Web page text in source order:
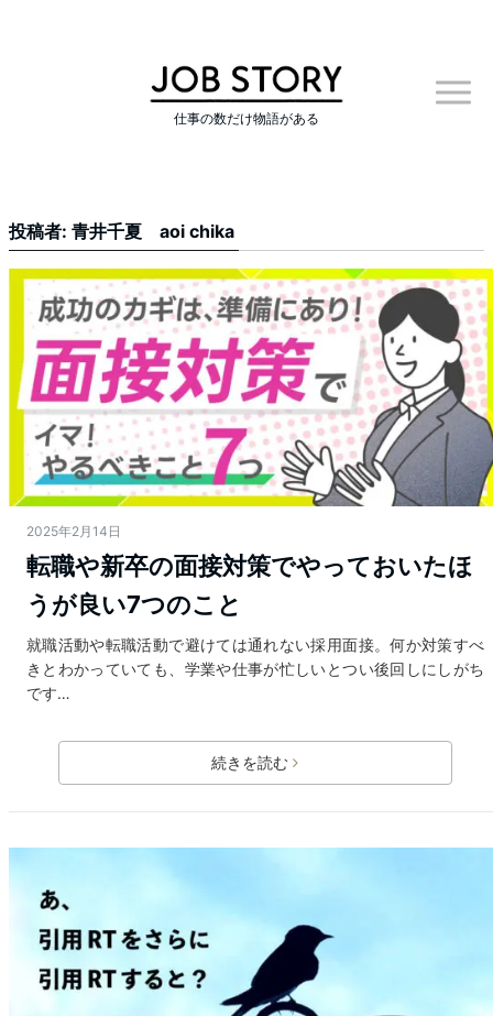
仕事の数だけ物語がある
投稿者: 青井千夏 aoi chika
2025年2月14日
転職や新卒の面接対策でやっておいたほ
うが良い7つのこと
就職活動や転職活動で避けては通れない採用面接。何か対策すべ
きとわかっていても、学業や仕事が忙しいとつい後回しにしがち
です…
続きを読む